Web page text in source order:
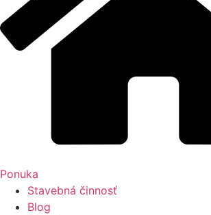
Ponuka
Stavebná činnosť
Blog